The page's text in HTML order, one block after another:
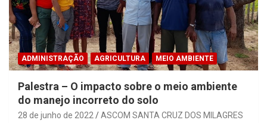
ADMINISTRAÇÃO AGRICULTURA MEIO AMBIENTE
Palestra – O impacto sobre o meio ambiente
do manejo incorreto do solo
28 de junho de 2022 ASCOM SANTA CRUZ DOS MILAGRES